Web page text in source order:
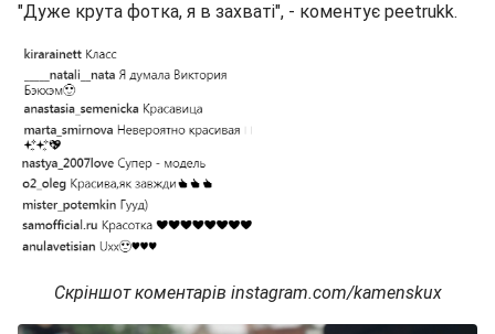
"Дуже крута фотка, я в захваті", - коментує peetrukk.
Скріншот коментарів instagram.com/kamenskux